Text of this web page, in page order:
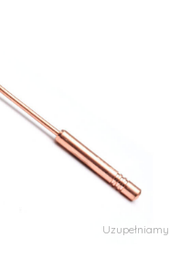
Uzupełniamy